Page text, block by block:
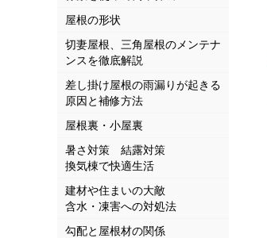
屋根の形状
切妻屋根、三角屋根のメンテナ
ンスを徹底解説
差し掛け屋根の雨漏りが起きる
原因と補修方法
屋根裏・小屋裏
暑さ対策 結露対策
換気棟で快適生活
建材や住まいの大敵
含水・凍害への対処法
勾配と屋根材の関係